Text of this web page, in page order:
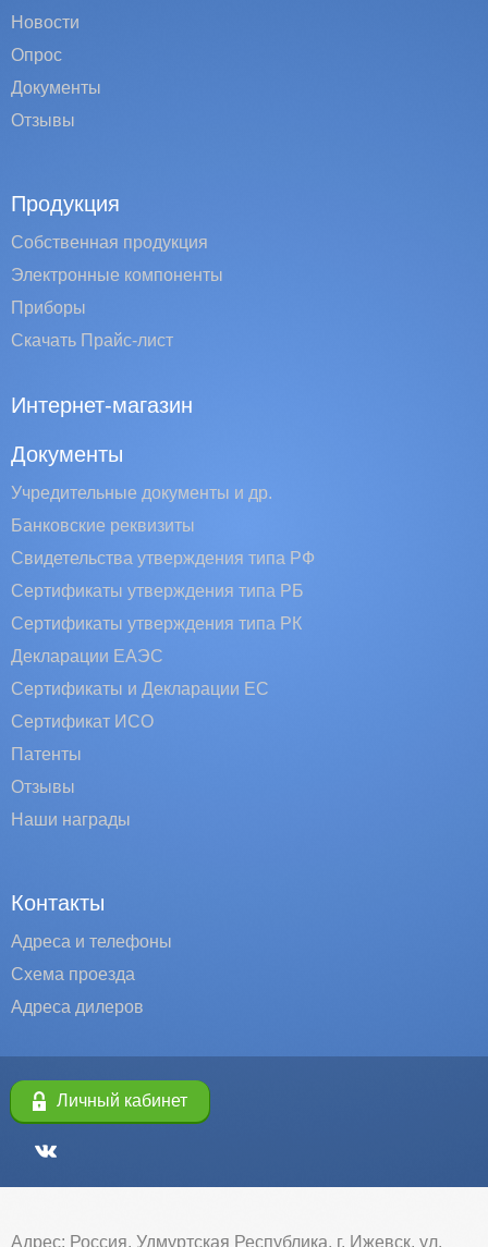
Новости
Опрос
Документы
Отзывы
Продукция
Собственная продукция
Электронные компоненты
Приборы
Скачать Прайс-лист
Интернет-магазин
Документы
Учредительные документы и др.
Банковские реквизиты
Свидетельства утверждения типа РФ
Сертификаты утверждения типа РБ
Сертификаты утверждения типа РК
Декларации ЕАЭС
Сертификаты и Декларации EC
Сертификат ИСО
Патенты
Отзывы
Наши награды
Контакты
Адреса и телефоны
Схема проезда
Адреса дилеров
Личный кабинет
Адрес: Россия, Удмуртская Республика, г. Ижевск, ул.